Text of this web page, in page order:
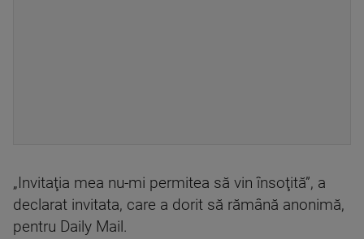
„Invitaţia mea nu-mi permitea să vin însoţită”, a
declarat invitata, care a dorit să rămână anonimă,
pentru Daily Mail.